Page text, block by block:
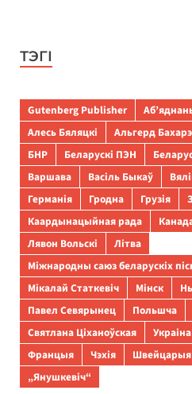
ТЭГІ
Gutenberg Publisher
Алесь Бяляцкі
Альгерд
БНР
Беларускі ПЭН
Варшава
Васіль Быкаў
Германія
Гродна Грузія
Каардынацыйная рада
Лявон Вольскі
Літва
Міжнародны саюз беларускіх
Мікалай Статкевіч
Мінск
Павел Севярынец
Польшча
Святлана Ціханоўская
Украіна
Францыя
Чэхія Швейцарыя
„Янушкевіч“